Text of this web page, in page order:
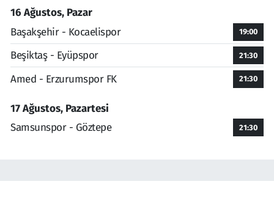
16 Ağustos, Pazar
Başakşehir - Kocaelispor
19:00
Beşiktaş - Eyüpspor 21:30
Amed - Erzurumspor FK 21:30
17 Ağustos, Pazartesi
Samsunspor - Göztepe
21:30